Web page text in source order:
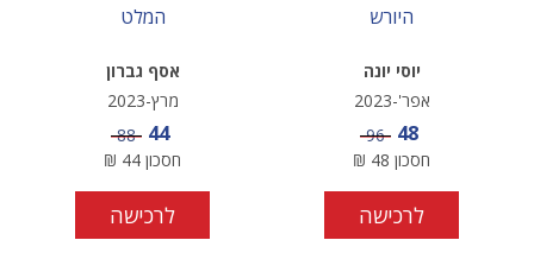
היורש
יוסי יונה
אפר'-2023
מחיר מבצע
48 מחיר
96
חסכון 48
₪
לרכישה
המלט
אסף גברון
מרץ-2023
מחיר מבצע
44 מחיר
88
חסכון 44
₪
לרכישה